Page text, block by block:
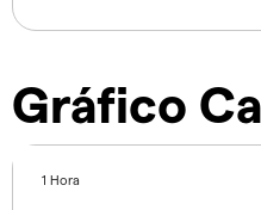
Gráfico
1 Hora